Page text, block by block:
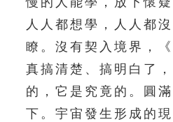
人人都想學，人人都
瞭。沒有契入境界，
真搞清楚、搞明白了
的，它是究竟的。圓
下。宇宙發生形成的